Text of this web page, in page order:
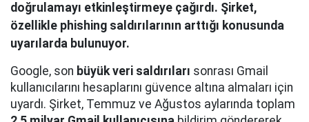
doğrulamayı etkinleştirmeye çağırdı. Şirket,
özellikle phishing saldırılarının arttığı konusunda
uyarılarda bulunuyor.
Google, son büyük veri saldırıları sonrası Gmail
kullanıcılarını hesaplarını güvence altına almaları için
uyardı. Şirket, Temmuz ve Ağustos aylarında toplam